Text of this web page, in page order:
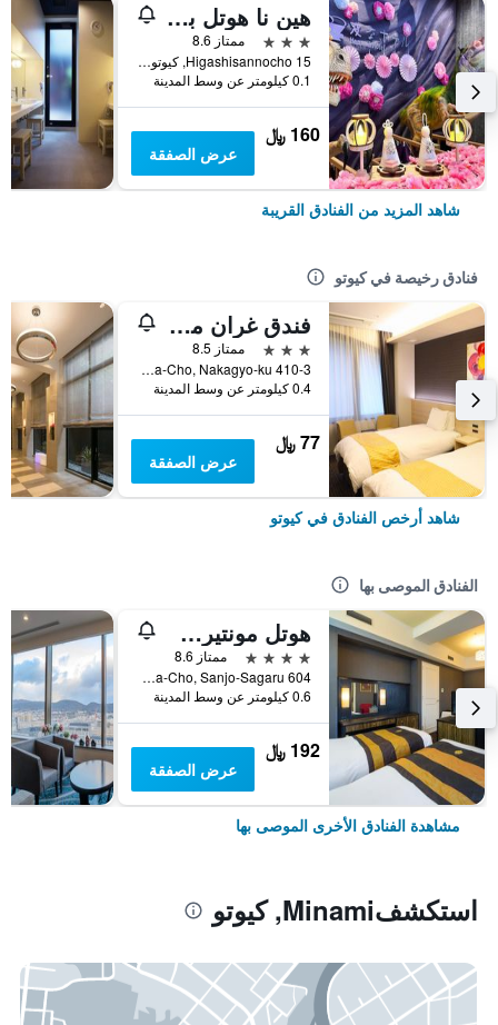
هين نا هوتل بريميير كيوتو إيكي هاتشيجوجوتشيماي
3 نجوم
ممتاز 8.6
15 Higashisannocho, كيوتو, اليابان
0.1 كيلومتر عن وسط المدينة
160 ﷼
عرض الصفقة
شاهد المزيد من الفنادق القريبة
فنادق رخيصة في كيوتو
فندق غران ميس كيوتو
3 نجوم
ممتاز 8.5
410-3 Shimomaruya-Cho, Nakagyo-ku, كيوتو, اليابان
0.4 كيلومتر عن وسط المدينة
77 ﷼
عرض الصفقة
شاهد أرخص الفنادق في كيوتو
الفنادق الموصى بها
هوتل مونتيري كيوتو
4 نجوم
ممتاز 8.6
604 Manjuya-Cho, Sanjo-Sagaru, كيوتو, اليابان
0.6 كيلومتر عن وسط المدينة
192 ﷼
عرض الصفقة
مشاهدة الفنادق الأخرى الموصى بها
استكشفMinami, كيوتو